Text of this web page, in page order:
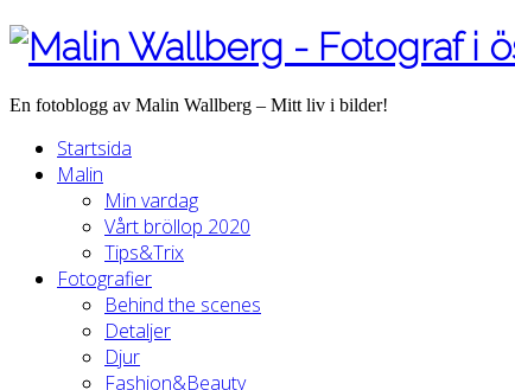
En fotoblogg av Malin Wallberg – Mitt liv i bilder!
Startsida
Malin
Min vardag
Vårt bröllop 2020
Tips&Trix
Fotografier
Behind the scenes
Detaljer
Djur
Fashion&Beauty